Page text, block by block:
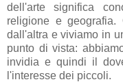
dell'arte significa
religione e geografia.
dall'altra e viviamo in
punto di vista:
invidia e quindi il
l'interesse dei piccoli.